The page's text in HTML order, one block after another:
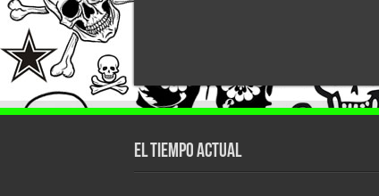
El tiempo actual